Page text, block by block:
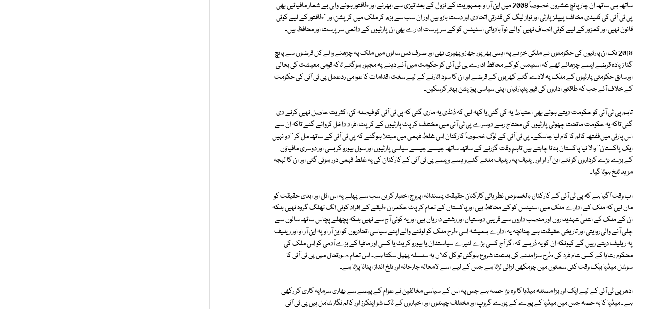
ساتھ ہی ساتھ ان چار پانچ عشروں خصوصاً 2008 میں این آر او جمہوریت کے نزول کے بعد تیزی سے ابھرنے اور طاقتور ہونے والی بے شمار مافیائیں بھی
پی ٹی آئی کی کلیدی مخالف پیپلز پارٹی اور نواز لیگ کی قدرتی اتحادی اور دست بازو ہیں اور ان سب سے بڑھ کر ملک میں کرپشن اور ''طاقتور کے لیے کوئی
قانون نہیں اور کمزور کے لیے کوئی انصاف نہیں''والے نو آبادیاتی اسٹیٹس کو کے سرپرست ادارے بھی ان پارٹیوں کے دائمی سرپرست اور محافظ ہیں۔
2018 تک ان پارٹیوں کی حکومتوں نے ملکی خزانے پہ ایسی بھرپور جھاڑو پھیری تھی اور صرف دس سالوں میں ملک پہ چڑھنے والے کل قرضوں سے پانچ
گنا زیادہ قرضے ایسے چڑھائے تھے کہ اسٹیٹس کو کے محافظ ادارے پی ٹی آئی کو حکومت میں آنے دینے پہ مجبور ہوگئے تاکہ قومی معیشت کی بحالی
اورسابق حکومتی پارٹیوں کے ملک پہ لادے گئے کھربوں کے قرضے اور ان کا سود اتارنے کے لیے سخت اقدامات کا عوامی ردعمل پی ٹی آئی کی حکومت
کے خلاف آئے جب کہ طاقتور اداروں کی فیوریٹپارٹیاں اپنی سیاسی پوزیشن بہتر کرسکیں۔
تاہم پی ٹی آئی کو حکومت دیتے ہوئے بھی احتیاط یہ کی گئی یا کہہ لیں کہ ڈنڈی یہ ماری گئی کہ پی ٹی آئی کو فیصلہ کن اکثریت حاصل نہیں کرنے دی
گئی تاکہ یہ حکومت ماتحت چھوٹی پارٹیوں کی محتاج رہے دوسرے پی ٹی آئی میں مختلف کرپٹ پارٹیوں کے کرپٹ افراد داخل کروائے گئے تاکہ ان سے
اس پارٹی میں ففتھ کالم کا کام لیا جاسکے۔ پی ٹی آئی کے لوگ خصوصاً کارکنان اس غلط فہمی میں مبتلا ہوگئے کہ پی ٹی آئی کے ساتھ مل کر ''دو نہیں
ایک پاکستان'' والا نیا پاکستان بنانا چاہتے ہیں تاہم وقت گزرنے کے ساتھ ساتھ جیسے جیسے سیاسی پارٹیوں اور سول بیورو کریسی اور دوسری مافیاؤں
کے بڑے بڑے کرداروں کو نئے این آر او اور ریلیف پہ ریلیف ملتے گئے ویسے ویسے پی ٹی آئی کے کارکنان کی یہ غلط فہمی دور ہوتی گئی اور ان کا لہجہ
مزید تلخ ہوتا گیا۔
اب وقت آگیا ہے کہ پی ٹی آئی کے کارکنان بالخصوص نظریاتی کارکنان حقیقت پسندانہ اپروچ اختیار کریں سب سے پہلے یہ اس اٹل اور ابدی حقیقت کو
مان لیں کہ ملک کے ادارے ملک میں اسٹیٹس کو کے محافظ ہیں اور پاکستان کے تمام کرپٹ حکمران طبقے کے افراد کوئی الگ تھلگ گروہ نہیں بلکہ
ان کے ملک کے اعلیٰ عہدیداروں اور منصب داروں سے قریبی دوستیاں اور رشتے داریاں ہیں اور یہ کوئی آج سے نہیں بلکہ پچھلے پچاس ساٹھ سالوں سے
چلی آنے والی روایتی اور تاریخی حقیقت ہے چنانچہ یہ ادارے ہمیشہ اسی طرح ملک کو لوٹنے والے اپنے سیاسی اتحادیوں کو این آر او پہ این آر او اور ریلیف
پہ ریلیف دیتے رہیں گے کیونکہ ان کو یہ ڈر ہے کہ اگر آج کسی بڑے لٹیرے سیاستدان یا بیورو کریٹ یا کسی اور مافیا کے بڑے آدمی کو اس ملک کی
محکوم رعایا کے کسی عام فرد کی طرح سزا ملنے کی بدعت شروع ہوگئی تو کل کلاں یہ سلسلہ پھیل سکتا ہے۔ اس تمام صورتحال میں پی ٹی آئی کا
سوشل میڈیا بیک وقت کئی سمتوں میں چومکھی لڑائی لڑتا ہے جس کے لیے اسے لامحالہ جارحانہ اور تلخ انداز اپنانا پڑتا ہے۔
ادھر پی ٹی آئی کے لیے ایک اور بڑا مسئلہ میڈیا کا وہ بڑا حصہ ہے جس پہ اس کے سیاسی مخالفین نے عوام کے پیسے سے بھاری سرمایہ کاری کر رکھی
ہے۔ میڈیا کا یہ حصہ جس میں میڈیا کے پورے کے پورے گروپ اور مختلف چینلوں اور اخباروں کے ٹاک شو اینکرز اور کالم نگار شامل ہیں پی ٹی آئی